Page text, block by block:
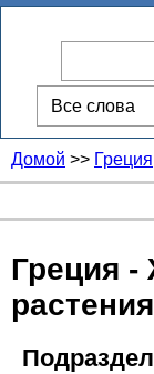
Домой >> Греция
Греция
растения